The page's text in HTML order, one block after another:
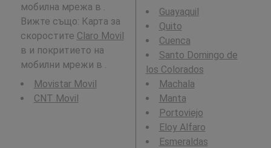
мобилна мрежа в .
Вижте също: Карта за
скоростите Claro Movil
в и покритието на
мобилни мрежи в .
Movistar Movil
CNT Movil
Guayaquil
Quito
Cuenca
Santo Domingo de
los Colorados
Machala
Manta
Portoviejo
Eloy Alfaro
Esmeraldas